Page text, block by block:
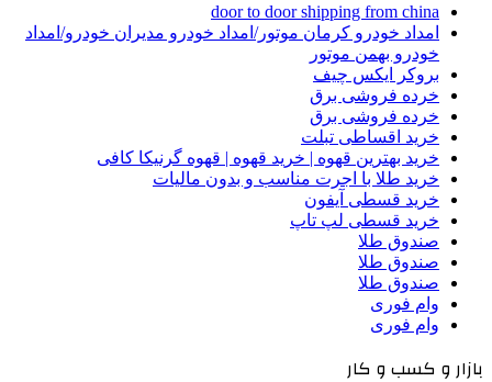
door to door shipping from china
امداد خودرو کرمان موتور/امداد خودرو مدیران خودرو/امداد
خودرو بهمن موتور
بروکر ایکس چیف
خرده فروشی برق
خرده فروشی برق
خرید اقساطی تبلت
خرید بهترین قهوه | خرید قهوه | قهوه گرنیکا کافی
خرید طلا با اجرت مناسب و بدون مالیات
خرید قسطی آیفون
خرید قسطی لپ تاپ
صندوق طلا
صندوق طلا
صندوق طلا
وام فوری
وام فوری
بازار و کسب و کار